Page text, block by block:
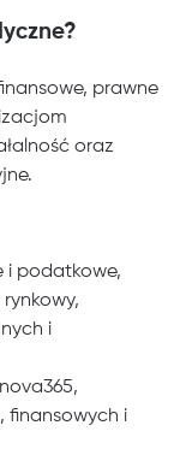
prawne
oraz
i podatkowe,
i
finansowych i